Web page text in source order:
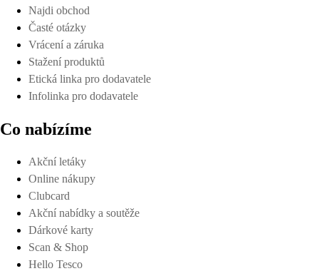
Najdi obchod
Časté otázky
Vrácení a záruka
Stažení produktů
Etická linka pro dodavatele
Infolinka pro dodavatele
Co nabízíme
Akční letáky
Online nákupy
Clubcard
Akční nabídky a soutěže
Dárkové karty
Scan & Shop
Hello Tesco